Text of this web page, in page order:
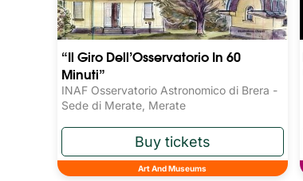
“Il Giro Dell’Osservatorio In 60
Minuti”
INAF Osservatorio Astronomico di Brera -
Sede di Merate, Merate
Art And Museums